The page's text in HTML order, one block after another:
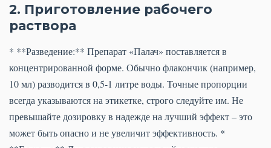
2. Приготовление рабочего
раствора
* **Разведение:** Препарат «Палач» поставляется в
концентрированной форме. Обычно флакончик (например,
10 мл) разводится в 0,5-1 литре воды. Точные пропорции
всегда указываются на этикетке, строго следуйте им. Не
превышайте дозировку в надежде на лучший эффект – это
может быть опасно и не увеличит эффективность. *